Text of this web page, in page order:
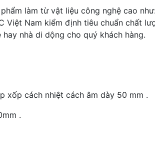
làm từ vật liệu công nghệ cao
Việt Nam kiểm định tiêu chuẩn chất
nhà di dộng cho quý khách hàng.
xốp cách nhiệt cách âm dày 50 mm .
.